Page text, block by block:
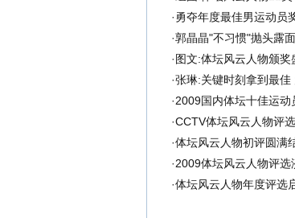
·勇夺年度最佳男运动员
·郭晶晶"不习惯"抛头露
· 图文:体坛风云人物颁
·张琳:关键时刻拿到最
·2009国内体坛十佳运
·CCTV体坛风云人物评
·体坛风云人物初评圆满
·2009体坛风云人物评
·体坛风云人物年度评选